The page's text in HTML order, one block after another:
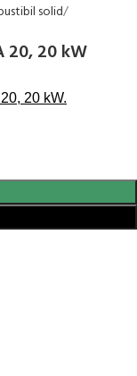
solid
20, 20 kW
20 kW.